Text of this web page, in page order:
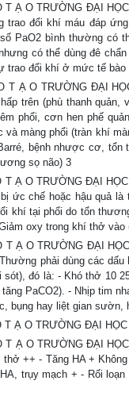
T Ạ O TRƯỜNG ĐẠI
trao đổi khí máu đáp
PaO2 bình thường có
có thể dùng đê
trao đổi khí ở mức tế
T Ạ O TRƯỜNG ĐẠI
trên (phù thanh
phổi, cơn hen phế
và màng phổi (tràn khí
bệnh nhược cơ, tổn
sọ não) 3
T Ạ O TRƯỜNG ĐẠI
ức chế hoặc hậu quả
khí tại phổi do tổn
oxy trong khí thở
T Ạ O TRƯỜNG ĐẠI
phải dùng các
đó là: - Khó thở 10
PaCO2). - Nhịp tim
bụng hay liệt gian sườn,
T Ạ O TRƯỜNG ĐẠI
T Ạ O TRƯỜNG ĐẠI
++ - Tăng HA +
trụy mạch + - Rối